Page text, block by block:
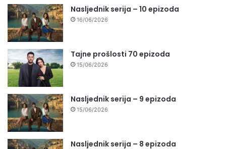
Nasljednik serija – 10 epizoda
16/06/2026
Tajne prošlosti 70 epizoda
15/06/2026
Nasljednik serija – 9 epizoda
15/06/2026
Nasljednik serija – 8 epizoda